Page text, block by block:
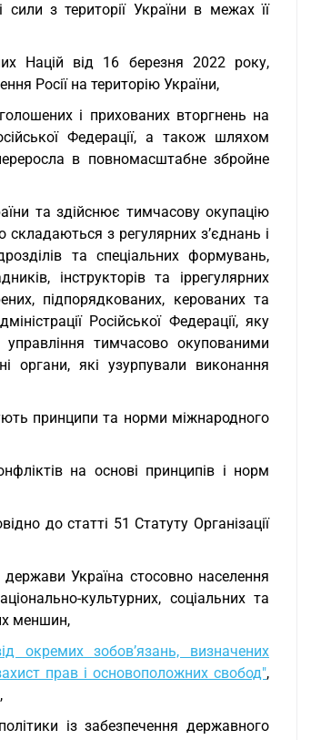
з території України в межах її
Націй від 16 березня 2022 року,
Росії на територію України,
і прихованих вторгнень на
Федерації, а також шляхом
в повномасштабне збройне
та здійснює тимчасову окупацію
складаються з регулярних з’єднань і
та спеціальних формувань,
інструкторів та іррегулярних
підпорядкованих, керованих та
Російської Федерації, яку
управління тимчасово окупованими
органи, які узурпували виконання
принципи та норми міжнародного
на основі принципів і норм
до статті 51 Статуту Організації
Україна стосовно населення
культурних, соціальних та
меншин,
окремих зобов’язань, визначених
прав і основоположних свобод",
із забезпечення державного